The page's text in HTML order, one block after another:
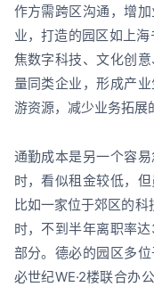
作方需跨区沟通，增
业，打造的园区如上
焦数字科技、文化创
量同类企业，形成产
游资源，减少业务拓展
通勤成本是另一个容
时，看似租金较低，
比如一家位于郊区的
时，不到半年离职率
部分。德必的园区多
必世纪WE·2楼联合办